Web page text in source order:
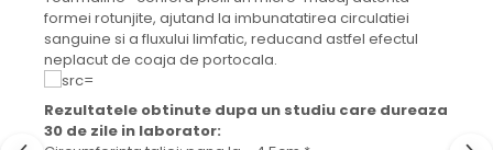
formei rotunjite, ajutand la imbunatatirea circulatiei
sanguine si a fluxului limfatic, reducand astfel efectul
neplacut de coaja de portocala.
Rezultatele obtinute dupa un studiu care dureaza
30 de zile in laborator: